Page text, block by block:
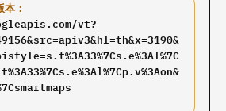
：
vt?